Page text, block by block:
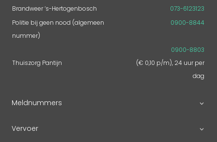
Brandweer ‘s-Hertogenbosch
073-6123123
Politie bij geen nood (algemeen
nummer)
0900-8844
Thuiszorg Pantijn
0900-8803
(€ 0,10 p/m), 24 uur per
dag
Meldnummers
Vervoer